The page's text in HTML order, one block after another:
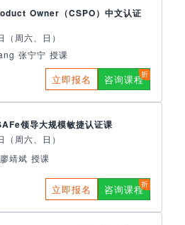
Owner（CSPO）中文认证
周六、日）
张宁宁 授课
立即报名 咨询课程
领导大规模敏捷认证课
周六、日）
靖斌 授课
立即报名 咨询课程